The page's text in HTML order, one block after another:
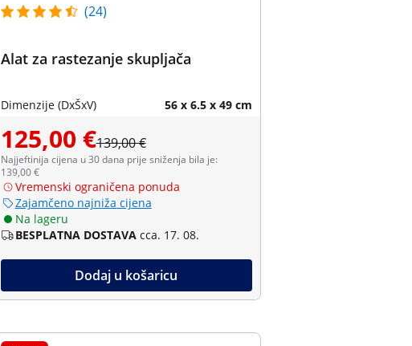
(24)
Alat za rastezanje skupljača
Dimenzije (DxŠxV) 56 x 6.5 x 49 cm
125,00 €139,00 €
Najjeftinija cijena u 30 dana prije sniženja bila je:
139,00 €
Vremenski ograničena ponuda
Zajamčeno najniža cijena
Na lageru
BESPLATNA DOSTAVA cca. 17. 08.
Dodaj u košaricu